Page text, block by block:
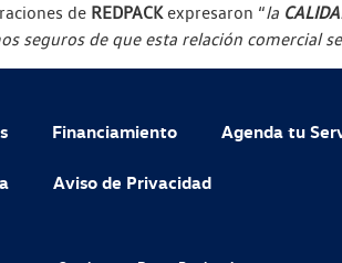
de REDPACKexpresaron “la
seguros de que esta relación comercial
Financiamiento Agenda tu
Aviso de Privacidad